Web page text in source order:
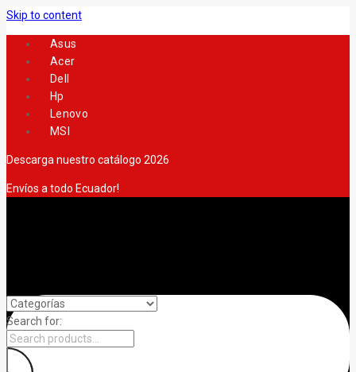
Skip to content
Asus
Acer
Dell
Hp
Lenovo
MSI
Descarga nuestro catálogo 2026
Envíos a todo Ecuador!
Search for: